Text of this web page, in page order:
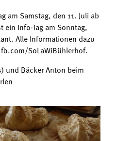
am Samstag, den 11. Juli ab
ein Info-Tag am Sonntag,
Alle Informationen dazu
SoLaWiBühlerhof.
und Bäcker Anton beim